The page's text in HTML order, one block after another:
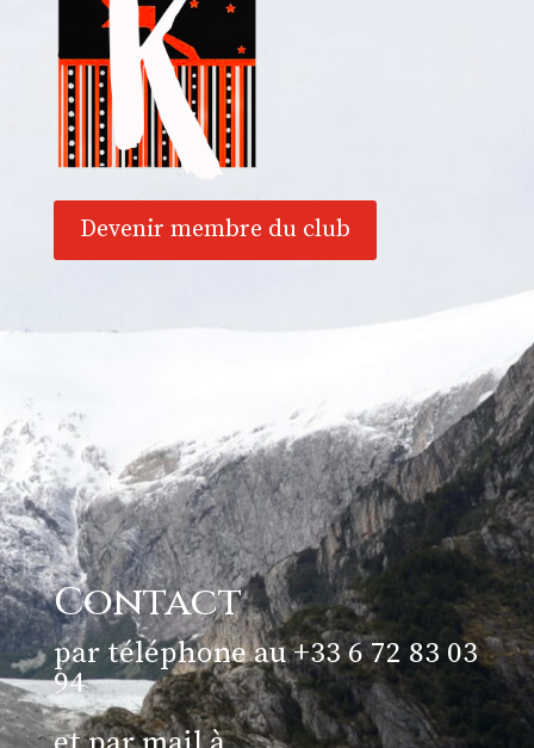
Devenir membre du club
Contact
par téléphone au +33 6 72 83 03
94